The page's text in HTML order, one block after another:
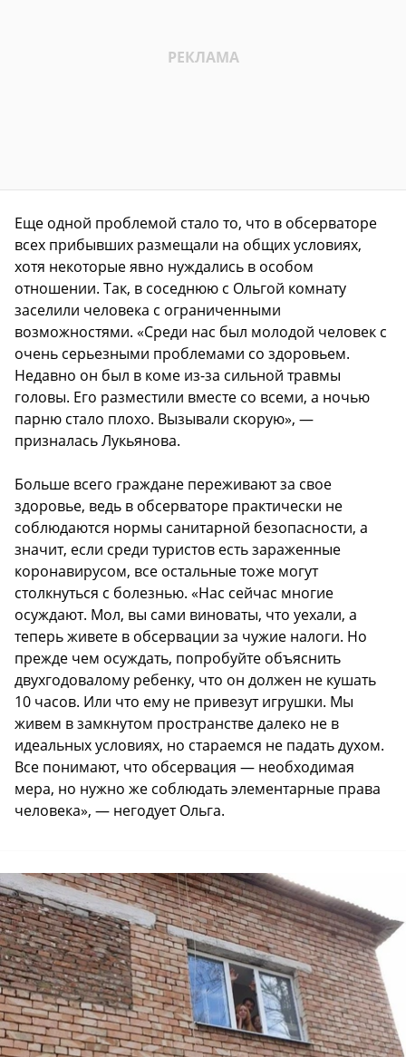
Еще одной проблемой стало то, что в обсерваторе
всех прибывших размещали на общих условиях,
хотя некоторые явно нуждались в особом
отношении. Так, в соседнюю с Ольгой комнату
заселили человека с ограниченными
возможностями. «Среди нас был молодой человек с
очень серьезными проблемами со здоровьем.
Недавно он был в коме из-за сильной травмы
головы. Его разместили вместе со всеми, а ночью
парню стало плохо. Вызывали скорую», —
призналась Лукьянова.
Больше всего граждане переживают за свое
здоровье, ведь в обсерваторе практически не
соблюдаются нормы санитарной безопасности, а
значит, если среди туристов есть зараженные
коронавирусом, все остальные тоже могут
столкнуться с болезнью. «Нас сейчас многие
осуждают. Мол, вы сами виноваты, что уехали, а
теперь живете в обсервации за чужие налоги. Но
прежде чем осуждать, попробуйте объяснить
двухгодовалому ребенку, что он должен не кушать
10 часов. Или что ему не привезут игрушки. Мы
живем в замкнутом пространстве далеко не в
идеальных условиях, но стараемся не падать духом.
Все понимают, что обсервация — необходимая
мера, но нужно же соблюдать элементарные права
человека», — негодует Ольга.